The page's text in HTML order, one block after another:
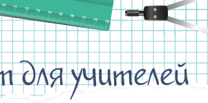
для учителей